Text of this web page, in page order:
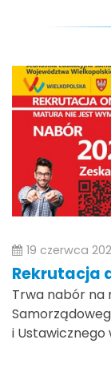
19 czerwca
Rekrutacja
Trwa nabór na
i Ustawicznego